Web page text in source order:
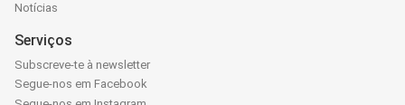
Notícias
Serviços
Subscreve-te à newsletter
Segue-nos em Facebook